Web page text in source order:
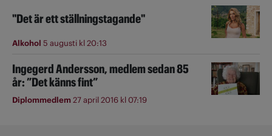
"Det är ett ställningstagande"
Alkohol 5 augusti kl 20:13
Ingegerd Andersson, medlem sedan 85
år: ”Det känns fint”
Diplommedlem27 april 2016 kl 07:19